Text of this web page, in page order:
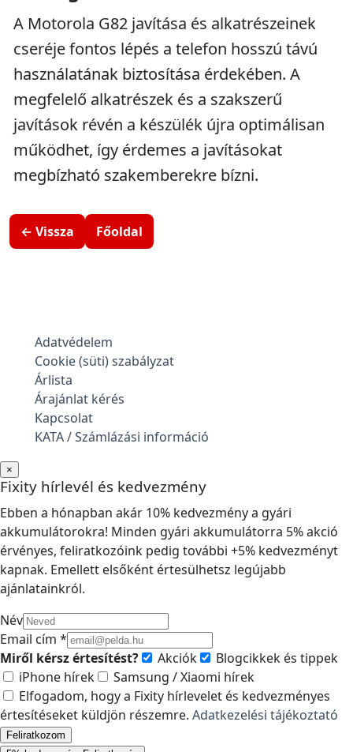
A Motorola G82 javítása és alkatrészeinek
cseréje fontos lépés a telefon hosszú távú
használatának biztosítása érdekében. A
megfelelő alkatrészek és a szakszerű
javítások révén a készülék újra optimálisan
működhet, így érdemes a javításokat
megbízható szakemberekre bízni.
← Vissza Főoldal
Adatvédelem
Cookie (süti) szabályzat
Árlista
Árajánlat kérés
Kapcsolat
KATA / Számlázási információ
×
Fixity hírlevél és kedvezmény
Ebben a hónapban akár 10% kedvezmény a gyári
akkumulátorokra! Minden gyári akkumulátorra 5% akció
érvényes, feliratkozóink pedig további +5% kedvezményt
kapnak. Emellett elsőként értesülhetsz legújabb
ajánlatainkról.
Név
Email cím *
Miről kérsz értesítést?
Akciók
Blogcikkek és tippek
iPhone hírek
Samsung / Xiaomi hírek
Elfogadom, hogy a Fixity hírlevelet és kedvezményes
értesítéseket küldjön részemre. Adatkezelési tájékoztató
Feliratkozom